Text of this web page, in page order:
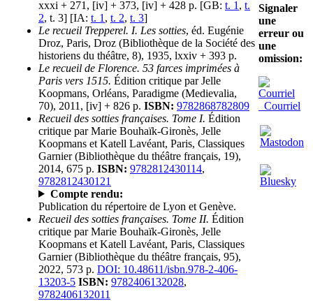
xxxi + 271, [iv] + 373, [iv] + 428 p. [GB: t. 1 , t.
2, t. 3] [IA: t. 1 , t. 2, t. 3]
Le recueil Trepperel. I. Les sotties, éd. Eugénie
Droz, Paris, Droz (Bibliothèque de la Société des
historiens du théâtre, 8), 1935, lxxiv + 393 p.
Le recueil de Florence. 53 farces imprimées à
Paris vers 1515. Édition critique par Jelle
Koopmans, Orléans, Paradigme (Medievalia,
70), 2011, [iv] + 826 p. ISBN: 9782868782809
Recueil des sotties françaises. Tome I. Édition
critique par Marie Bouhaïk-Gironès, Jelle
Koopmans et Katell Lavéant, Paris, Classiques
Garnier (Bibliothèque du théâtre français, 19),
2014, 675 p. ISBN: 9782812430114,
9782812430121
Compte rendu:
Publication du répertoire de Lyon et Genève.
Recueil des sotties françaises. Tome II. Édition
critique par Marie Bouhaïk-Gironès, Jelle
Koopmans et Katell Lavéant, Paris, Classiques
Garnier (Bibliothèque du théâtre français, 95),
2022, 573 p. DOI: 10.48611/isbn.978-2-406-
13203-5 ISBN: 9782406132028,
9782406132011
Signaler
une
erreur ou
une
omission:
Courriel